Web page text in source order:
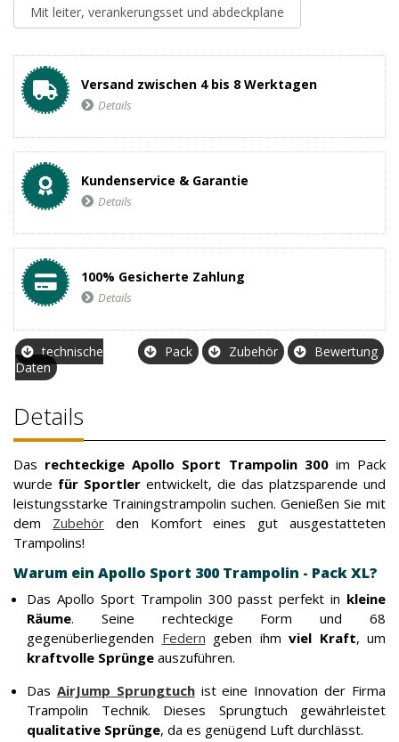
Mit leiter, verankerungsset und abdeckplane
Versand zwischen 4 bis 8 Werktagen
Details
Kundenservice & Garantie
Details
100% Gesicherte Zahlung
Details
technische
Daten
Pack Zubehör Bewertung
Details
Das rechteckige Apollo Sport Trampolin 300 im Pack
wurde für Sportler entwickelt, die das platzsparende und
leistungsstarke Trainingstrampolin suchen. Genießen Sie mit
dem Zubehörden Komfort eines gut ausgestatteten
Trampolins!
Warum ein Apollo Sport 300 Trampolin - Pack XL?
Das Apollo Sport Trampolin 300 passt perfekt in kleine
Räume. Seine rechteckige Form und 68
gegenüberliegenden Federn geben ihm viel Kraft, um
kraftvolle Sprünge auszuführen.
Das AirJump Sprungtuchist eine Innovation der Firma
Trampolin Technik. Dieses Sprungtuch gewährleistet
qualitative Sprünge, da es genügend Luft durchlässt.